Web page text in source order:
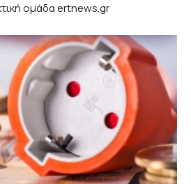
ομάδα ertnews.gr